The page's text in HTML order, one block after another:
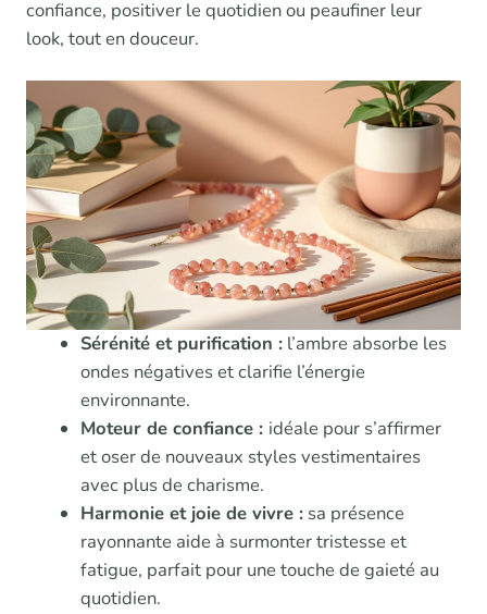
confiance, positiver le quotidien ou peaufiner leur
look, tout en douceur.
Sérénité et purification :l’ambre absorbe les
ondes négatives et clarifie l’énergie
environnante.
Moteur de confiance : idéale pour s’affirmer
et oser de nouveaux styles vestimentaires
avec plus de charisme.
Harmonie et joie de vivre :sa présence
rayonnante aide à surmonter tristesse et
fatigue, parfait pour une touche de gaieté au
quotidien.